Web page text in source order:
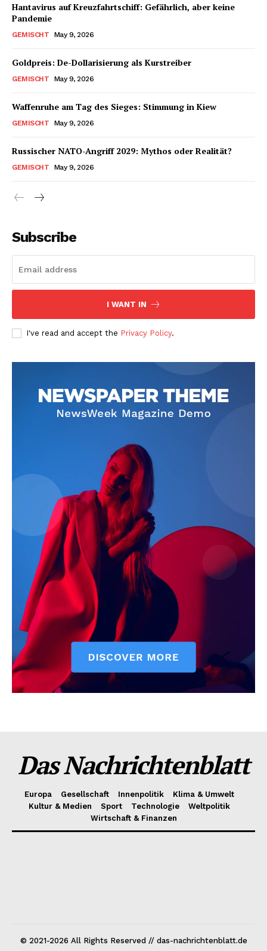
Hantavirus auf Kreuzfahrtschiff: Gefährlich, aber keine
Pandemie
GEMISCHT May 9, 2026
Goldpreis: De-Dollarisierung als Kurstreiber
GEMISCHT May 9, 2026
Waffenruhe am Tag des Sieges: Stimmung in Kiew
GEMISCHT May 9, 2026
Russischer NATO-Angriff 2029: Mythos oder Realität?
GEMISCHT May 9, 2026
Subscribe
I WANT IN
I've read and accept the Privacy Policy.
Das Nachrichtenblatt
Europa Gesellschaft Innenpolitik
Klima & Umwelt
Kultur & Medien
Sport Technologie
Weltpolitik
Wirtschaft & Finanzen
© 2021-2026 All Rights Reserved // das-nachrichtenblatt.de